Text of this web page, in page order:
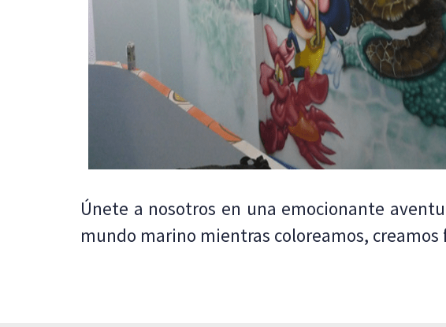
Únete a nosotros en una emocionante
mundo marino mientras coloreamos,